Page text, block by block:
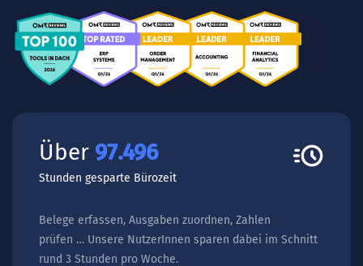
Über 156.743
Stunden gesparte Bürozeit
Belege erfassen, Ausgaben zuordnen, Zahlen
prüfen … Unsere NutzerInnen sparen dabei im Schnitt
rund 3 Stunden pro Woche.